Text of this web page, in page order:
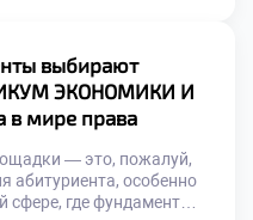
надежным трамплином,
с первых дней […]
выбирают
ЭКОНОМИКИ И
в мире права
— это, пожалуй,
абитуриента, особенно
сфере, где фундамент